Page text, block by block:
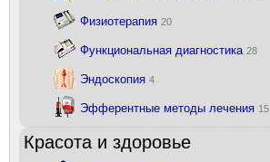
Физиотерапия 20
Функциональная диагностика 28
Эндоскопия 4
Эфферентные методы лечения 15
Красота и здоровье